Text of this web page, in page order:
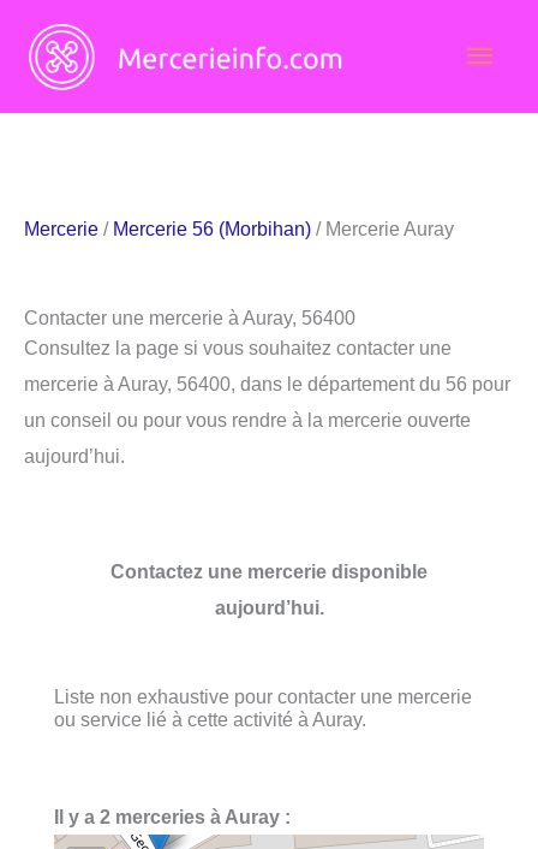
contenu
Mercerie / Mercerie 56 (Morbihan) / Mercerie Auray
Contacter une mercerie à Auray, 56400
Consultez la page si vous souhaitez contacter une
mercerie à Auray, 56400, dans le département du 56 pour
un conseil ou pour vous rendre à la mercerie ouverte
aujourd’hui.
Contactez une mercerie disponible
aujourd’hui.
Liste non exhaustive pour contacter une mercerie
ou service lié à cette activité à Auray.
Il y a 2 merceries à Auray :